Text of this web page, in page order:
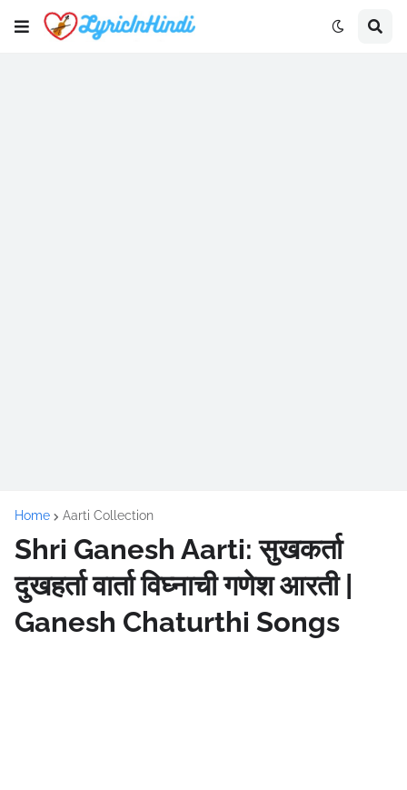
Home Aarti Collection
Shri Ganesh Aarti: सुखकर्ता
दुखहर्ता वार्ता विघ्नाची गणेश आरती |
Ganesh Chaturthi Songs